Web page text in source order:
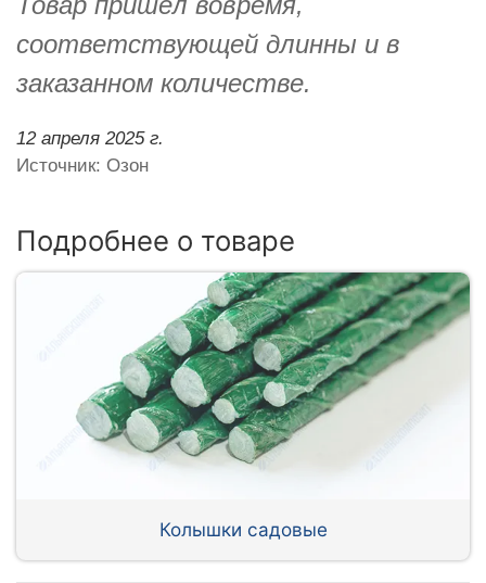
соответствующей длинны и в
заказанном количестве.
12 апреля 2025 г.
Источник: Озон
Подробнее о товаре
Колышки садовые